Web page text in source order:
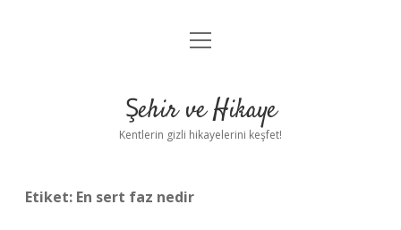
Anasayfa
Yasal Uyarı
menüyü
Şehir ve Hikaye
Kentlerin gizli hikayelerini keşfet!
Etiket: En sert faz nedir